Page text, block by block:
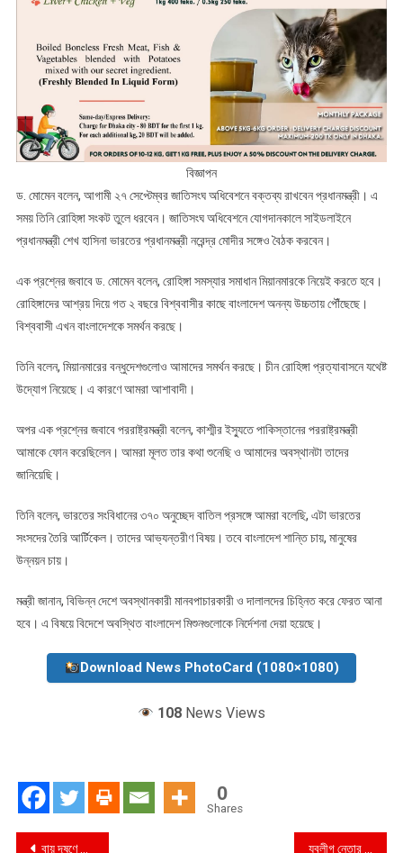
বিজ্ঞাপন
ড. মোমেন বলেন, আগামী ২৭ সেপ্টেম্বর জাতিসংঘ অধিবেশনে বক্তব্য রাখবেন প্রধানমন্ত্রী। এ
সময় তিনি রোহিঙ্গা সংকট তুলে ধরবেন। জাতিসংঘ অধিবেশনে যোগদানকালে সাইডলাইনে
প্রধানমন্ত্রী শেখ হাসিনা ভারতের প্রধানমন্ত্রী নরেন্দ্র মোদীর সঙ্গেও বৈঠক করবেন।
এক প্রশ্নের জবাবে ড. মোমেন বলেন, রোহিঙ্গা সমস্যার সমাধান মিয়ানমারকে নিয়েই করতে হবে।
রোহিঙ্গাদের আশ্রয় দিয়ে গত ২ বছরে বিশ্ববাসীর কাছে বাংলাদেশ অনন্য উচ্চতায় পৌঁছেছে।
বিশ্ববাসী এখন বাংলাদেশকে সমর্থন করছে।
তিনি বলেন, মিয়ানমারের বন্ধুদেশগুলোও আমাদের সমর্থন করছে। চীন রোহিঙ্গা প্রত্যাবাসনে যথেষ্ট
উদ্যোগ নিয়েছে। এ কারণে আমরা আশাবাদী।
অপর এক প্রশ্নের জবাবে পররাষ্ট্রমন্ত্রী বলেন, কাশ্মীর ইস্যুতে পাকিস্তানের পররাষ্ট্রমন্ত্রী
আমাকে ফোন করেছিলেন। আমরা মূলত তার কথা শুনেছি ও আমাদের অবস্থানটা তাদের
জানিয়েছি।
তিনি বলেন, ভারতের সংবিধানের ৩৭০ অনুচ্ছেদ বাতিল প্রসঙ্গে আমরা বলেছি, এটা ভারতের
সংসদের তৈরি আর্টিকেল। তাদের আভ্যন্তরীণ বিষয়। তবে বাংলাদেশ শান্তি চায়, মানুষের
উন্নয়ন চায়।
মন্ত্রী জানান, বিভিন্ন দেশে অবস্থানকারী মানবপাচারকারী ও দালালদের চিহ্নিত করে ফেরত আনা
হবে। এ বিষয়ে বিদেশে অবস্থিত বাংলাদেশ মিশুনগুলোকে নির্দেশনা দেয়া হয়েছে।
Download News PhotoCard (1080×1080)
108 News Views
0
Shares
বায়ু দূষণে ঢাকা সপ্তম